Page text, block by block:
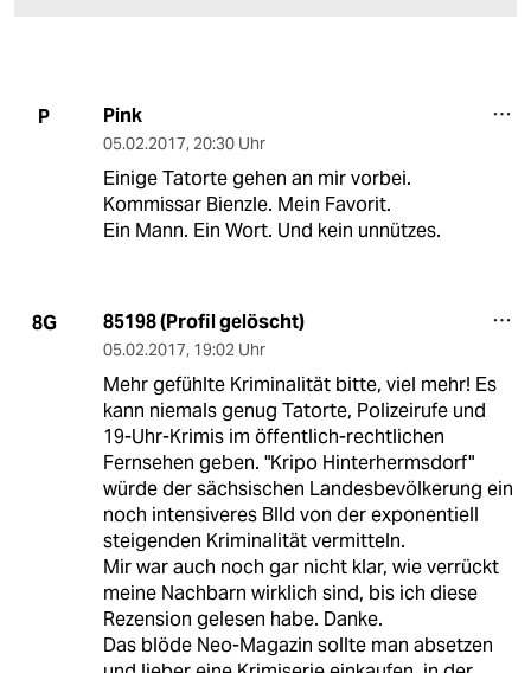
P Pink
05.02.2017, 20:30 Uhr
Einige Tatorte gehen an mir vorbei.
Kommissar Bienzle. Mein Favorit.
Ein Mann. Ein Wort. Und kein unnützes.
8G 85198 (Profil gelöscht)
05.02.2017, 19:02 Uhr
Mehr gefühlte Kriminalität bitte, viel mehr! Es
kann niemals genug Tatorte, Polizeirufe und
19-Uhr-Krimis im öffentlich-rechtlichen
Fernsehen geben. "Kripo Hinterhermsdorf"
würde der sächsischen Landesbevölkerung ein
noch intensiveres BIld von der exponentiell
steigenden Kriminalität vermitteln.
Mir war auch noch gar nicht klar, wie verrückt
meine Nachbarn wirklich sind, bis ich diese
Rezension gelesen habe. Danke.
Das blöde Neo-Magazin sollte man absetzen